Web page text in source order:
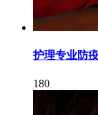
护理专业防
180